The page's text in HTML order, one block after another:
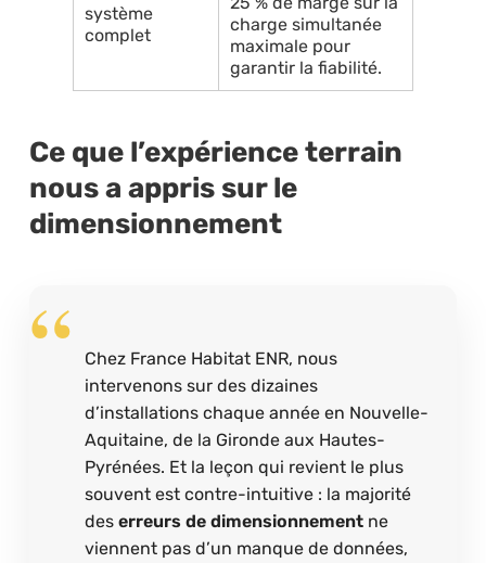
système
complet
charge simultanée
maximale pour
garantir la fiabilité.
Ce que l’expérience terrain
nous a appris sur le
dimensionnement
Chez France Habitat ENR, nous
intervenons sur des dizaines
d’installations chaque année en Nouvelle-
Aquitaine, de la Gironde aux Hautes-
Pyrénées. Et la leçon qui revient le plus
souvent est contre-intuitive : la majorité
deserreurs de dimensionnement ne
viennent pas d’un manque de données,